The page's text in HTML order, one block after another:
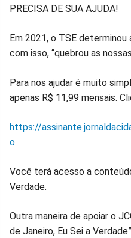
PRECISA DE SUA AJUDA!
Em 2021, o TSE
com isso, “quebrou as
Para nos ajudar é muito
apenas R$ 11,99 mensais.
https://
o
Você terá acesso a
Verdade.
Outra maneira de apoiar o
de Janeiro, Eu Sei a